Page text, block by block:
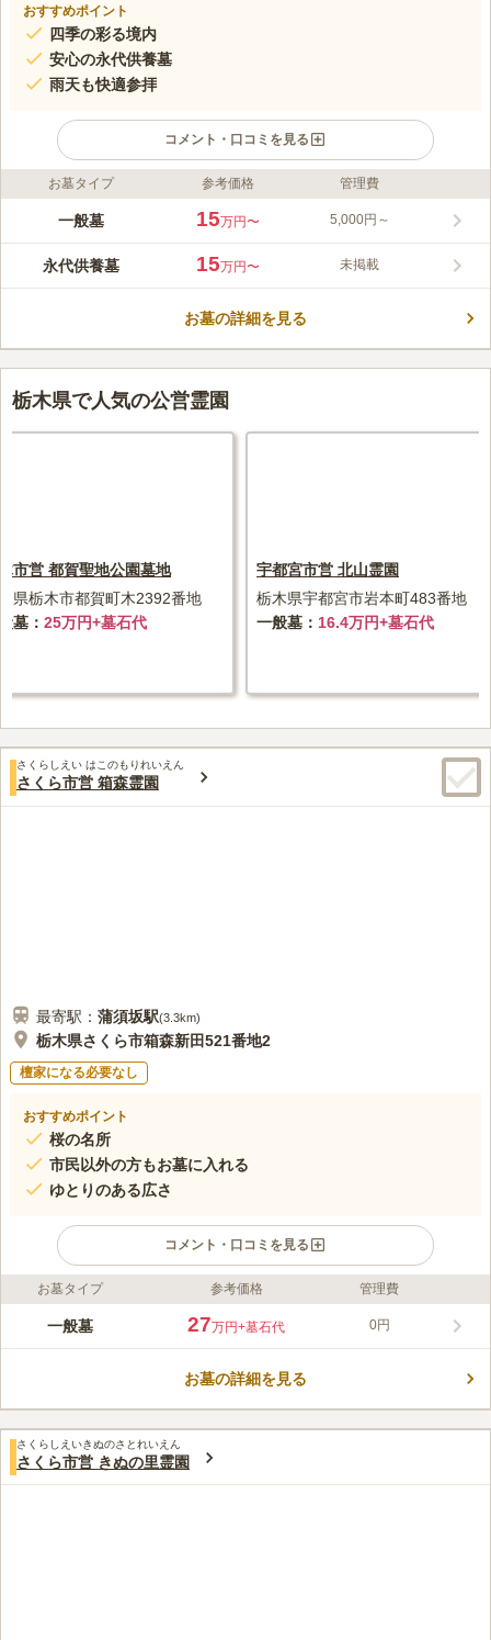
おすすめポイント
四季の彩る境内
安心の永代供養墓
雨天も快適参拝
コメント・口コミを見る
ライフドット編集部のコメント
普濟寺は400年以上の歴史を誇る真言宗智山派のお寺です。のど
の永代供養墓が整えられています。宗旨・宗派を問わず、継承者
や檀家義務も不要です。骨壺安置と合祀の2プランがあり、庇付
矢板インターから車で約20分。駐車場も完備しており、どなたで
この霊園はまだ誰からも評価されていません。
お墓タイプ 参考価格 管理費
一般墓 15万円〜 5,000円～
永代供養墓 15万円〜 未掲載
お墓の詳細を見る
栃木県で人気の公営霊園
市営 都賀聖地公園墓地
県栃木市都賀町木2392番地
墓
25万円+墓石代
宇都宮市営 北山霊園
栃木県宇都宮市岩本町483番地
一般墓
16.4万円+墓石代
さくらしえい はこのもりれいえん
さくら市営 箱森霊園
最寄駅： 蒲須坂駅(3.3km)
栃木県さくら市箱森新田521番地2
檀家になる必要なし
おすすめポイント
桜の名所
市民以外の方もお墓に入れる
ゆとりのある広さ
コメント・口コミを見る
ライフドット編集部のコメント
眺望が良い市営墓地です。 春にはソメイヨシノが咲き、お花見
確保しているので、ご家族代々で眠ることができるお墓を建立す
口コミ評価
この霊園はまだ誰からも評価されていません。
お墓タイプ 参考価格 管理費
一般墓 27万円+墓石代 0円
お墓の詳細を見る
さくらしえいきぬのさとれいえん
さくら市営 きぬの里霊園